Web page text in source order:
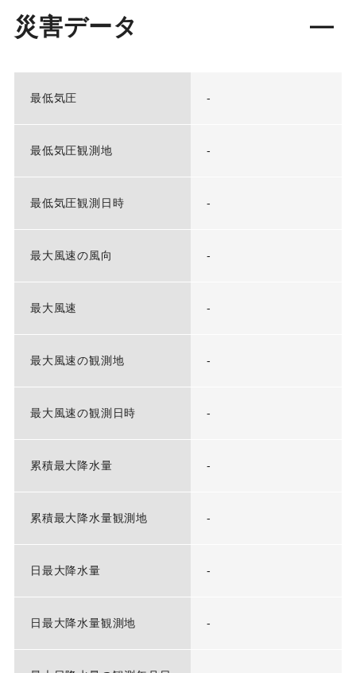
災害データ
最低気圧 -
最低気圧観測地 -
最低気圧観測日時 -
最大風速の風向 -
最大風速 -
最大風速の観測地 -
最大風速の観測日時 -
累積最大降水量 -
累積最大降水量観測地 -
日最大降水量 -
日最大降水量観測地 -